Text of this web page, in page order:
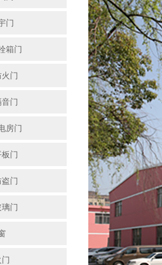
门
箱门
门
门
房门
门
门
门